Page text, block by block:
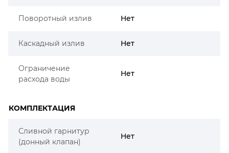
Поворотный излив Нет
Каскадный излив Нет
Ограничение
расхода воды
Нет
КОМПЛЕКТАЦИЯ
Сливной гарнитур
(донный клапан)
Нет